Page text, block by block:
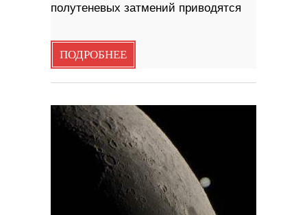
полутеневых затмений приводятся
ПОДРОБНЕЕ